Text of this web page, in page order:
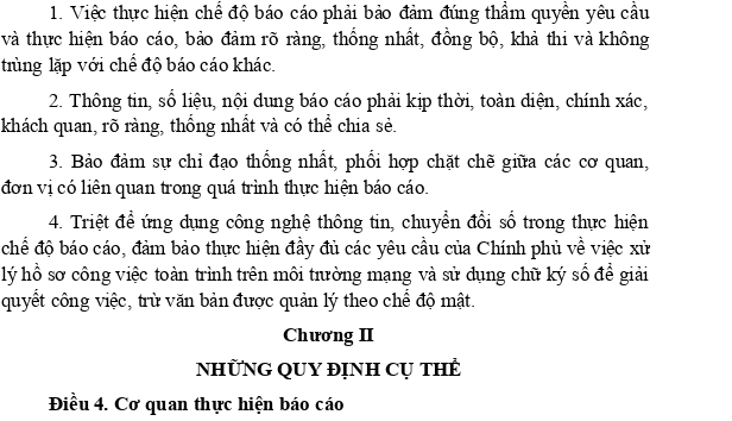
1. Việc thực hiện chế độ báo cáo phải bảo đảm đúng thẩm quyền yêu cầu
và thực hiện báo cáo, bảo đảm rõ ràng, thống nhất, đồng bộ, khả thi và không
trùng lặp với chế độ báo cáo khác.
2. Thông tin, số liệu, nội dung báo cáo phải kịp thời, toàn diện, chính xác,
khách quan, rõ ràng, thống nhất và có thể chia sẻ.
3. Bảo đảm sự chỉ đạo thống nhất, phối hợp chặt chẽ giữa các cơ quan,
đơn vị có liên quan trong quá trình thực hiện báo cáo.
4. Triệt để ứng dụng công nghệ thông tin, chuyển đổi số trong thực hiện
chế độ báo cáo, đảm bảo thực hiện đầy đủ các yêu cầu của Chính phủ về việc xử
lý hồ sơ công việc toàn trình trên môi trường mạng và sử dụng chữ ký số để giải
quyết công việc trừ văn bản được quản lý theo chế độ mật.
Chương II
NHỮNG QUY ĐỊNH CỤ THỂ
Điều 4. Cơ quan thực hiện báo cáo